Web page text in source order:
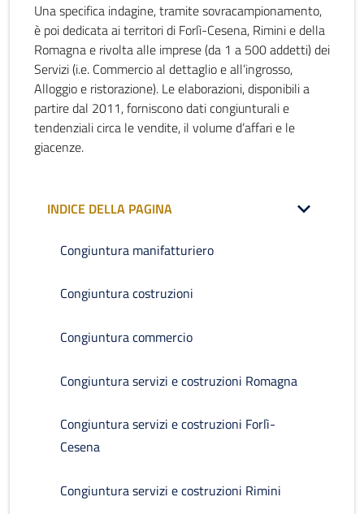
Una specifica indagine, tramite sovracampionamento,
è poi dedicata ai territori di Forlì-Cesena, Rimini e della
Romagna e rivolta alle imprese (da 1 a 500 addetti) dei
Servizi (i.e. Commercio al dettaglio e all’ingrosso,
Alloggio e ristorazione). Le elaborazioni, disponibili a
partire dal 2011, forniscono dati congiunturali e
tendenziali circa le vendite, il volume d’affari e le
giacenze.
INDICE DELLA PAGINA
Congiuntura manifatturiero
Congiuntura costruzioni
Congiuntura commercio
Congiuntura servizi e costruzioni Romagna
Congiuntura servizi e costruzioni Forlì-
Cesena
Congiuntura servizi e costruzioni Rimini